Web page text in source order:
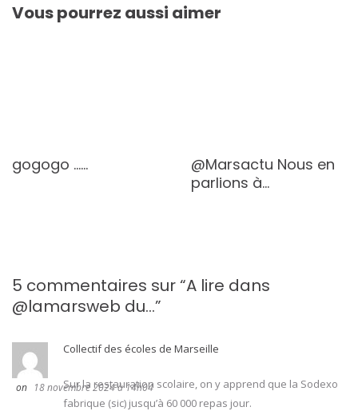
Vous pourrez aussi aimer
gogogo ……
@Marsactu Nous en
parlions à…
5 commentaires sur “A lire dans
@lamarsweb du…”
Collectif des écoles de Marseille
18 novembre 2024 à 14h04
Sur la restauration scolaire, on y apprend que la Sodexo
fabrique (sic) jusqu’à 60 000 repas jour.